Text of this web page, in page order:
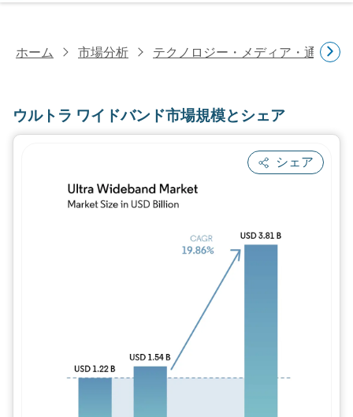
ホーム 市場分析 テクノロジー・メディア・通信研
ウルトラ ワイドバンド市場規模とシェア
シェア
画像 © Mordor Intelligence。再利用には